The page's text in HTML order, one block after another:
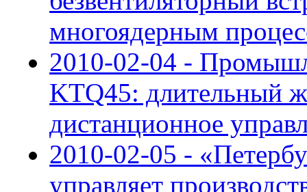
многоядерным
2010-02-04 -
KTQ45: длительный
дистанционное
2010-02-05 -
управляет